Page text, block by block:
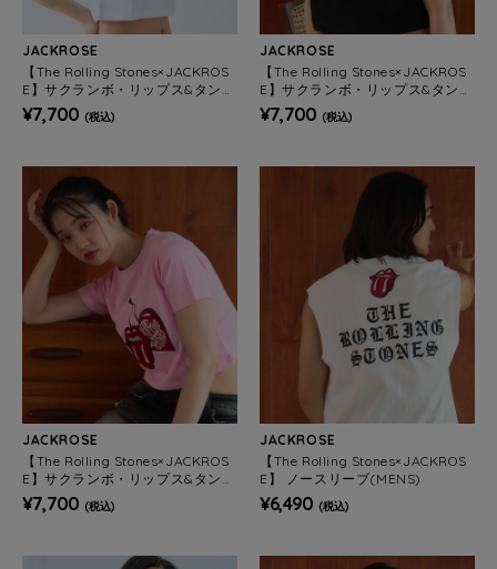
JACKROSE
【The Rolling Stones×JACKROS
E】サクランボ・リップス&タン
クロップド丈 SSTEE(WOMENS)
¥7,700 (税込)
JACKROSE
【The Rolling Stones×JACKROS
E】サクランボ・リップス&タン
クロップド丈 SSTEE(WOMENS)
¥7,700 (税込)
JACKROSE
【The Rolling Stones×JACKROS
E】サクランボ・リップス&タン
クロップド丈 SSTEE(WOMENS)
¥7,700 (税込)
JACKROSE
【The Rolling Stones×JACKROS
E】 ノースリーブ(MENS)
¥6,490 (税込)